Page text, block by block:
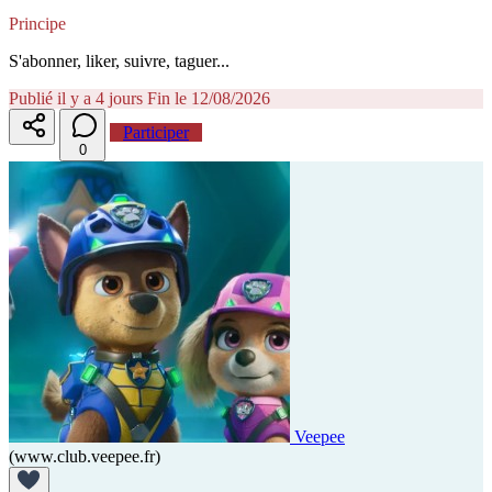
Principe
S'abonner, liker, suivre, taguer...
Publié il y a 4 jours Fin le 12/08/2026
0
Participer
Veepee
(www.club.veepee.fr)